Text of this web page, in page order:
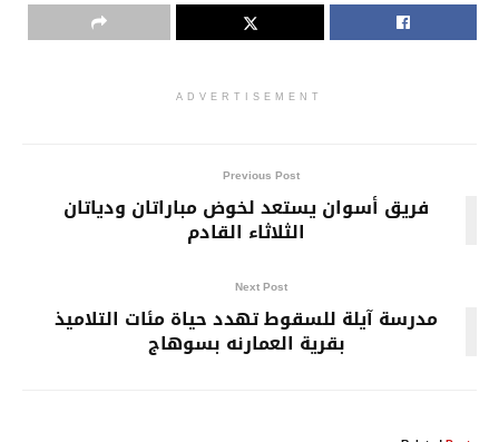
ADVERTISEMENT
Previous Post
فريق أسوان يستعد لخوض مباراتان ودياتان
الثلاثاء القادم
Next Post
مدرسة آيلة للسقوط تهدد حياة مئات التلاميذ
بقرية العمارنه بسوهاج